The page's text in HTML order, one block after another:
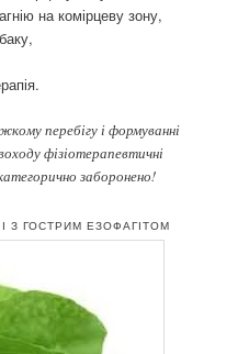
на комірцеву зону,
перебігу і формуванні
фізіотерапевтичні
заборонено!
З ГОСТРИМ ЕЗОФАГІТОМ